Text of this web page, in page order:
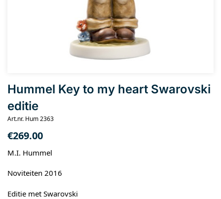
Hummel Key to my heart Swarovski
editie
Art.nr. Hum 2363
€269.00
M.I. Hummel
Noviteiten 2016
Editie met Swarovski